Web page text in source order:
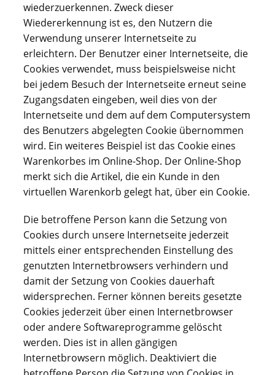
wiederzuerkennen. Zweck dieser
Wiedererkennung ist es, den Nutzern die
Verwendung unserer Internetseite zu
erleichtern. Der Benutzer einer Internetseite, die
Cookies verwendet, muss beispielsweise nicht
bei jedem Besuch der Internetseite erneut seine
Zugangsdaten eingeben, weil dies von der
Internetseite und dem auf dem Computersystem
des Benutzers abgelegten Cookie übernommen
wird. Ein weiteres Beispiel ist das Cookie eines
Warenkorbes im Online-Shop. Der Online-Shop
merkt sich die Artikel, die ein Kunde in den
virtuellen Warenkorb gelegt hat, über ein Cookie.
Die betroffene Person kann die Setzung von
Cookies durch unsere Internetseite jederzeit
mittels einer entsprechenden Einstellung des
genutzten Internetbrowsers verhindern und
damit der Setzung von Cookies dauerhaft
widersprechen. Ferner können bereits gesetzte
Cookies jederzeit über einen Internetbrowser
oder andere Softwareprogramme gelöscht
werden. Dies ist in allen gängigen
Internetbrowsern möglich. Deaktiviert die